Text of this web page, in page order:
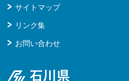
サイトマップ
リンク集
お問い合わせ
石川県